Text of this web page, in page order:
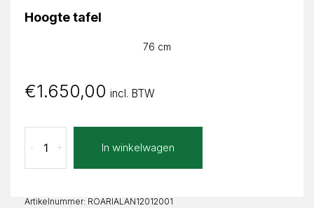
Hoogte tafel
76 cm
€1.650,00 incl. BTW
Nero
Ariane
aantal
+
- In winkelwagen
Artikelnummer: ROARIALAN12012001